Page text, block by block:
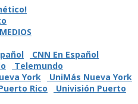
CNN En Español
Telemundo
UniMás Nueva York
Univisión Puerto